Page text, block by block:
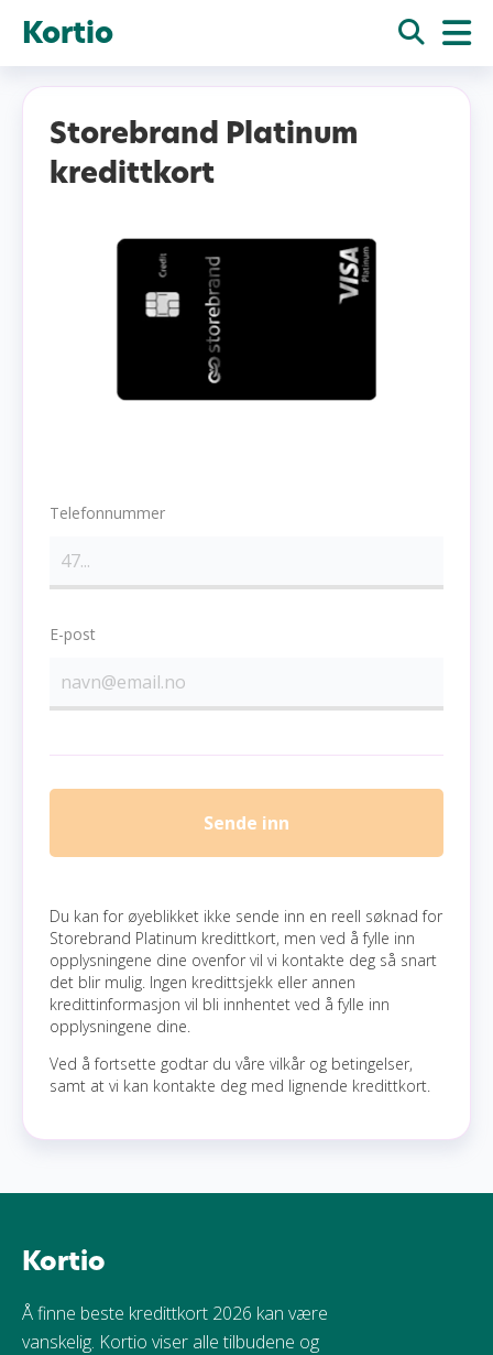
Kortio
Storebrand Platinum
kredittkort
Telefonnummer
E-post
Sende inn
Du kan for øyeblikket ikke sende inn en reell søknad for
Storebrand Platinum kredittkort, men ved å fylle inn
opplysningene dine ovenfor vil vi kontakte deg så snart
det blir mulig. Ingen kredittsjekk eller annen
kredittinformasjon vil bli innhentet ved å fylle inn
opplysningene dine.
Ved å fortsette godtar du våre vilkår og betingelser,
samt at vi kan kontakte deg med lignende kredittkort.
Kortio
Å finne beste kredittkort 2026 kan være
vanskelig. Kortio viser alle tilbudene og